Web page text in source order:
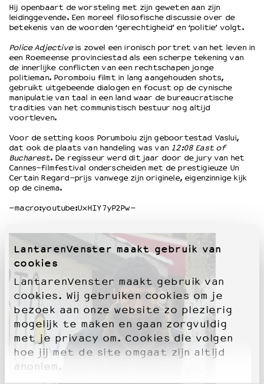
LantarenVenster maakt gebruik van
cookies
LantarenVenster maakt gebruik van
cookies. Wij gebruiken cookies om je
bezoek aan onze website zo plezierig
mogelijk te maken en gaan zorgvuldig
met je privacy om. Cookies die volgen
hoe jij met de site omgaat zijn altijd
anoniem.
Wat we doen
Werken bij
Wie is wie
Word vriend
Historie
Huisregels
Privacyverklaring
Integriteits- en gedragscode
Duurzaamheid
Culturele boycot Israël
Ruimte voor artistieke vrijheid – VNPF
Hij openbaart de worsteling met zijn geweten aan zijn
leidinggevende. Een moreel filosofische discussie over de
betekenis van de woorden ‘gerechtigheid’ en ‘politie’ volgt.
Police Adjectiveis zowel een ironisch portret van het leven in
een Roemeense provinciestad als een scherpe tekening van
de innerlijke conflicten van een rechtschapen jonge
politieman. Poromboiu filmt in lang aangehouden shots,
gebruikt uitgebeende dialogen en focust op de cynische
manipulatie van taal in een land waar de bureaucratische
tradities van het communistisch bestuur nog altijd
voortleven.
Voor de setting koos Porumboiu zijn geboortestad Vaslui,
dat ook de plaats van handeling was van 12:08 East of
Bucharest. De regisseur werd dit jaar door de jury van het
Cannes-filmfestival onderscheiden met de prestigieuze Un
Certain Regard-prijs vanwege zijn originele, eigenzinnige kijk
op de cinema.
–macro:youtube:UxHIY7yP2Pw–